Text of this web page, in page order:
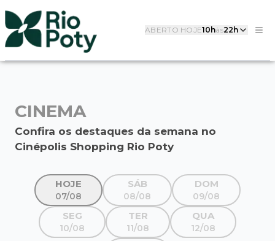
ABERTO HOJE10hàs22h
CINEMA
Confira os destaques da semana no
Cinépolis Shopping Rio Poty
HOJE
07/08
SÁB
08/08
DOM
09/08
SEG
10/08
TER
11/08
QUA
12/08